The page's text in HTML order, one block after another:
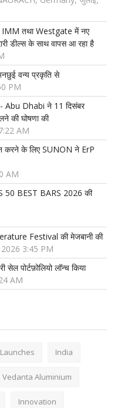
तथा Westgate में नए
डील्स के साथ वापस आ रहा है
वन्य प्रकृति से
PM
Dhabi ने 11 दिसंबर
की घोषणा की
AM
करने के लिए SUNON ने ErP
AM
50 BEST BARS 2026 की
Festival की मेजबानी की
2026 3:45 PM
पोर्टफ़ोलियो लॉन्च किया
AM
Launches India
Vedanta Aluminium
Innovation